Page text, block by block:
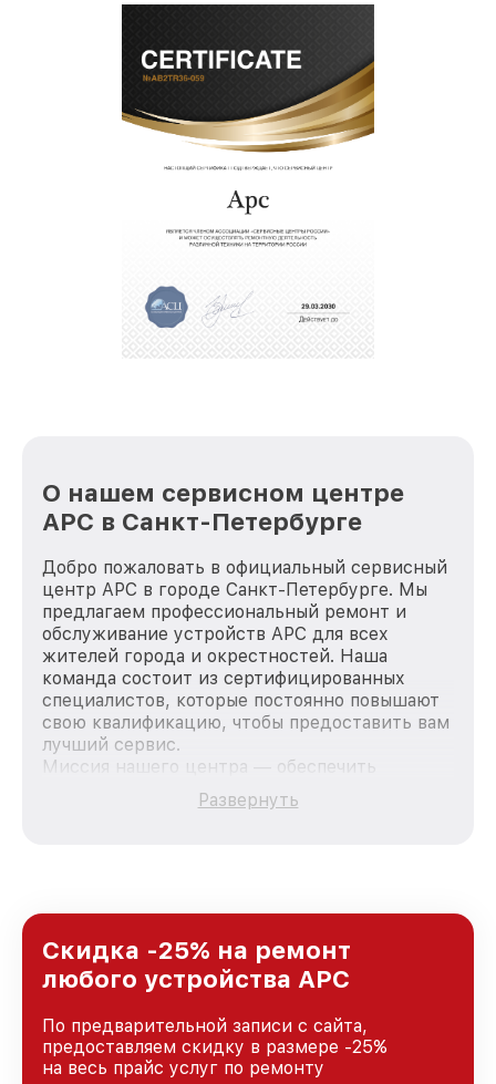
О нашем сервисном центре
APC в Санкт-Петербурге
Добро пожаловать в официальный сервисный
центр APC в городе Санкт-Петербурге. Мы
предлагаем профессиональный ремонт и
обслуживание устройств APC для всех
жителей города и окрестностей. Наша
команда состоит из сертифицированных
специалистов, которые постоянно повышают
свою квалификацию, чтобы предоставить вам
лучший сервис.
Миссия нашего центра — обеспечить
качественный и доступный ремонт для
каждого пользователя продукции APC, вне
Санкт-Петербурге, постоянно повышая
уровень доверия и лояльности наших
клиентов.
Развернуть
Скидка -25% на ремонт
любого устройства APC
По предварительной записи с сайта,
предоставляем скидку в размере -25%
на весь прайс услуг по ремонту